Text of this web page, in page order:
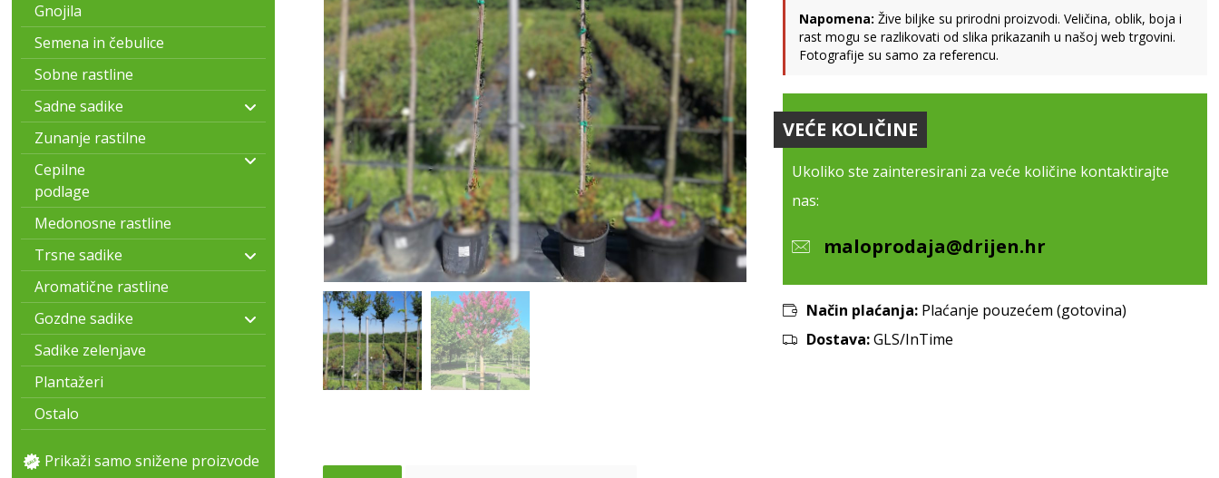
Napomena: Žive biljke su prirodni proizvodi. Veličina, oblik, boja i
rast mogu se razlikovati od slika prikazanih u našoj web trgovini.
Fotografije su samo za referencu.
VEĆE KOLIČINE
Ukoliko ste zainteresirani za veće količine kontaktirajte
nas:
maloprodaja@drijen.hr
Način plaćanja:Plaćanje pouzećem (gotovina)
Dostava:GLS/InTime
Gnojila
Semena in čebulice
Sobne rastline
Sadne sadike
Zunanje rastilne
Cepilne
podlage
Medonosne rastline
Trsne sadike
Aromatične rastline
Gozdne sadike
Sadike zelenjave
Plantažeri
Ostalo
Prikaži samo snižene proizvode